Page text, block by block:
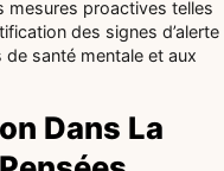
mesures proactives telles
des signes d’alerte
de santé mentale et aux
Dans La